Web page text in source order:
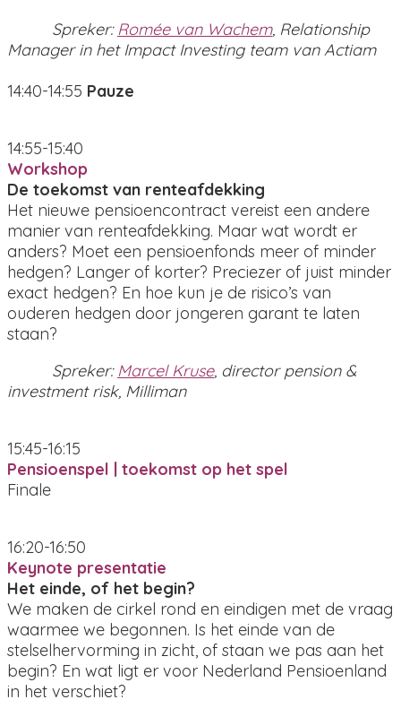
Spreker: Romée van Wachem, Relationship
Manager in het Impact Investing team van Actiam
14:40-14:55 Pauze
14:55-15:40
Workshop
De toekomst van renteafdekking
Het nieuwe pensioencontract vereist een andere
manier van renteafdekking. Maar wat wordt er
anders? Moet een pensioenfonds meer of minder
hedgen? Langer of korter? Preciezer of juist minder
exact hedgen? En hoe kun je de risico’s van
ouderen hedgen door jongeren garant te laten
staan?
Spreker:Marcel Kruse, director pension &
investment risk, Milliman
15:45-16:15
Pensioenspel | toekomst op het spel
Finale
16:20-16:50
Keynote presentatie
Het einde, of het begin?
We maken de cirkel rond en eindigen met de vraag
waarmee we begonnen. Is het einde van de
stelselhervorming in zicht, of staan we pas aan het
begin? En wat ligt er voor Nederland Pensioenland
in het verschiet?